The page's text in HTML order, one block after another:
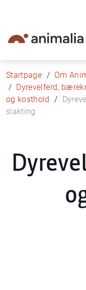
Startpage Om
Dyrevelferd,
og kosthold
slakting